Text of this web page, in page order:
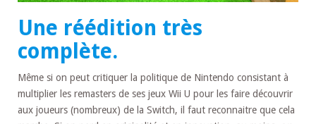
Une réédition très
complète.
Même si on peut critiquer la politique de Nintendo consistant à
multiplier les remasters de ses jeux Wii U pour les faire découvrir
aux joueurs (nombreux) de la Switch, il faut reconnaitre que cela